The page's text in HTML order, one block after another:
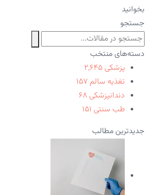
بخوانید
جستجو
دسته‌های منتخب
پزشکی ۲,۶۴۵
تغذیه سالم ۱۵۷
دندانپزشکی ۶۸
طب سنتی ۱۵۱
جدیدترین مطالب